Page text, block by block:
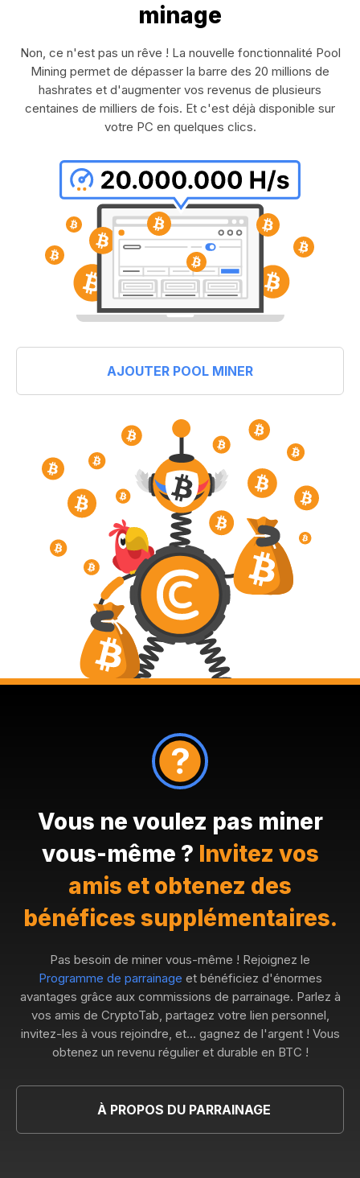
minage
Non, ce n'est pas un rêve ! La nouvelle fonctionnalité Pool
Mining permet de dépasser la barre des 20 millions de
hashrates et d'augmenter vos revenus de plusieurs
centaines de milliers de fois. Et c'est déjà disponible sur
votre PC en quelques clics.
AJOUTER POOL MINER
Vous ne voulez pas miner
vous-même ? Invitez vos
amis et obtenez des
bénéfices supplémentaires.
Pas besoin de miner vous-même ! Rejoignez le
Programme de parrainage et bénéficiez d'énormes
avantages grâce aux commissions de parrainage. Parlez à
vos amis de CryptoTab, partagez votre lien personnel,
invitez-les à vous rejoindre, et… gagnez de l'argent ! Vous
obtenez un revenu régulier et durable en BTC !
À PROPOS DU PARRAINAGE